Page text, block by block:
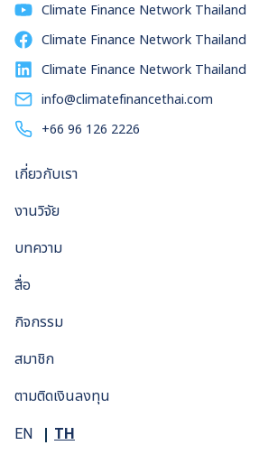
แหล่ง ยังไม่นับลักษณะการผลิตไฟฟ้าของพ
ทั้งหมดก็อาจระส่ำระสาย แผนพัฒนากำลังผ
ประเทศไทย พ.ศ. 2561 – 2580 ฉบับปรับป
หมายสัดส่วนพลังงานหมุนเวียนในระบบไฟฟ้
ตัวชูโรงโดยคิดเป็นสัดส่วนสูงถึง 22 เปอร์เ
พร้อมกับระบุว่า พร้อมเพิ่มสัดส่วนพลังงานหมุ
น้อยกว่า 50 เปอร์เซ็นต์ แต่ความฝันดังกล่าว
จริง หากรัฐบาลไม่ทุ่มงบประมาณเพื่อพัฒนา
สามารถรองรับรูปแบบการผลิตไฟฟ้าที่เปลี่ย
of Standards and […]
Climate Finance Network Thailand
Climate Finance Network Thailand
Climate Finance Network Thailand
info@climatefinancethai.com
+66 96 126 2226
เกี่ยวกับเรา
งานวิจัย
บทความ
สื่อ
กิจกรรม
สมาชิก
ตามติดเงินลงทุน
EN TH